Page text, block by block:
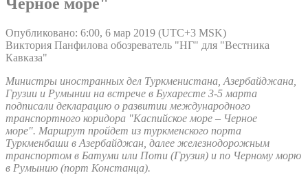
Опубликовано: 6:00, 6 мар 2019 (UTC+3 MSK)
Виктория Панфилова обозреватель "НГ" для "Вестника
Кавказа"
Министры иностранных дел Туркменистана, Азербайджана,
Грузии и Румынии на встрече в Бухаресте 3-5 марта
подписали декларацию о развитии международного
транспортного коридора "Каспийское море – Черное
море". Маршрут пройдет из туркменского порта
Туркменбаши в Азербайджан, далее железнодорожным
транспортом в Батуми или Поти (Грузия) и по Черному морю
в Румынию (порт Констанца).